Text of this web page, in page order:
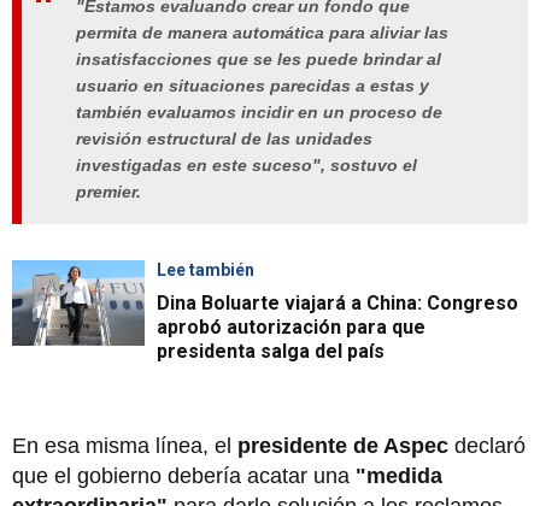
"Estamos evaluando crear un fondo que
permita de manera automática para aliviar las
insatisfacciones que se les puede brindar al
usuario en situaciones parecidas a estas y
también evaluamos incidir en un proceso de
revisión estructural de las unidades
investigadas en este suceso", sostuvo el
premier.
Lee también
Dina Boluarte viajará a China: Congreso
aprobó autorización para que
presidenta salga del país
En esa misma línea, el presidente de Aspec declaró
que el gobierno debería acatar una "medida